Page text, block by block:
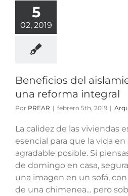
5
02, 2019
en una
Ingenieria
Beneficios del
una reforma integral
Por PREAR | febrero 5th, 2019 |
La calidez de las viviendas
esencial para que la vida en
agradable posible. Si
de domingo en casa,
una imagen en un sofá,
de una chimenea... pero